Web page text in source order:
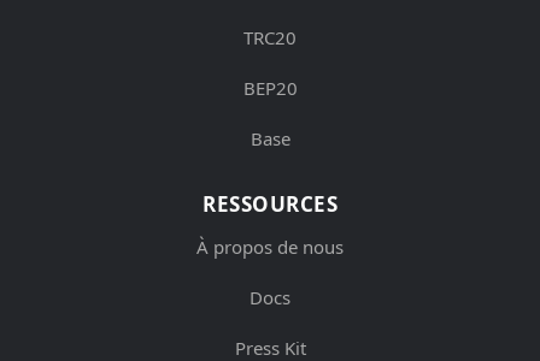
TRC20
BEP20
Base
RESSOURCES
À propos de nous
Docs
Press Kit